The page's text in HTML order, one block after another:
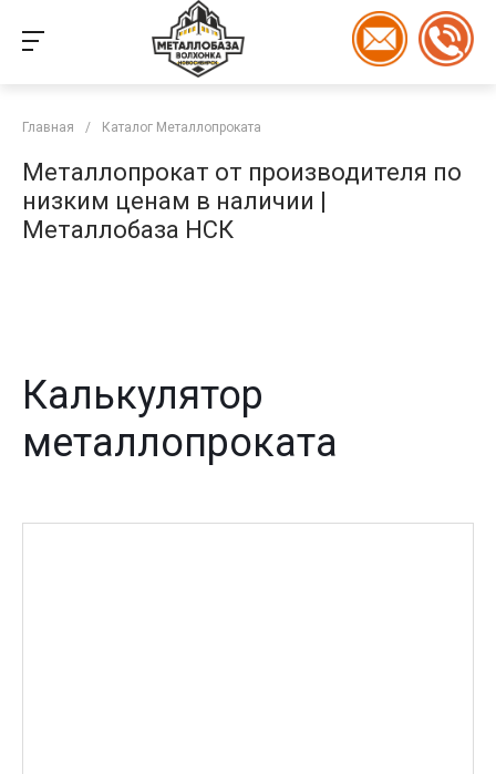
Главная / Каталог Металлопроката
Металлопрокат от производителя по
низким ценам в наличии |
Металлобаза НСК
Калькулятор
металлопроката